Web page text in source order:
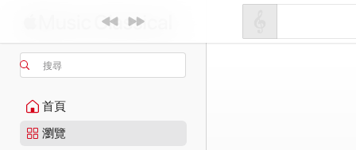
搜尋
首頁
瀏覽